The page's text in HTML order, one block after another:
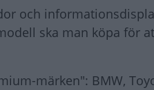
och
ska man köpa för
märken": BMW,